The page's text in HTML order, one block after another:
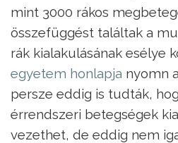
mint 3000 rákos
összefüggést találtak a
rák kialakulásának esélye
egyetem honlapja nyomn a
persze eddig is tudták,
érrendszeri betegségek
vezethet, de eddig nem